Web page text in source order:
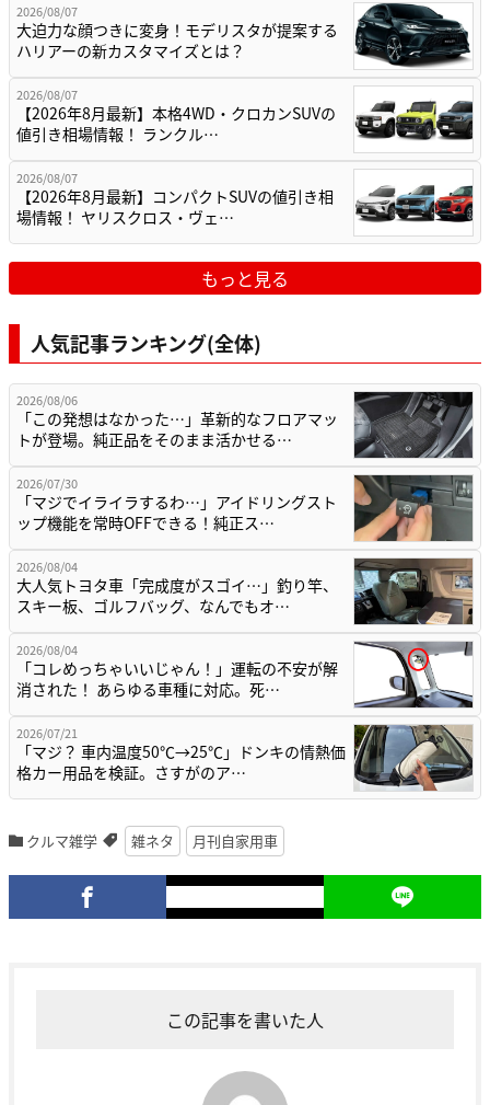
2026/08/07
大迫力な顔つきに変身！モデリスタが提案する
ハリアーの新カスタマイズとは？
2026/08/07
【2026年8月最新】本格4WD・クロカンSUVの
値引き相場情報！ ランクル…
2026/08/07
【2026年8月最新】コンパクトSUVの値引き相
場情報！ ヤリスクロス・ヴェ…
もっと見る
人気記事ランキング(全体)
2026/08/06
「この発想はなかった…」革新的なフロアマッ
トが登場。純正品をそのまま活かせる…
2026/07/30
「マジでイライラするわ…」アイドリングスト
ップ機能を常時OFFできる！純正ス…
2026/08/04
大人気トヨタ車「完成度がスゴイ…」釣り竿、
スキー板、ゴルフバッグ、なんでもオ…
2026/08/04
「コレめっちゃいいじゃん！」運転の不安が解
消された！ あらゆる車種に対応。死…
2026/07/21
「マジ？ 車内温度50℃→25℃」ドンキの情熱価
格カー用品を検証。さすがのア…
クルマ雑学 雑ネタ 月刊自家用車
この記事を書いた人